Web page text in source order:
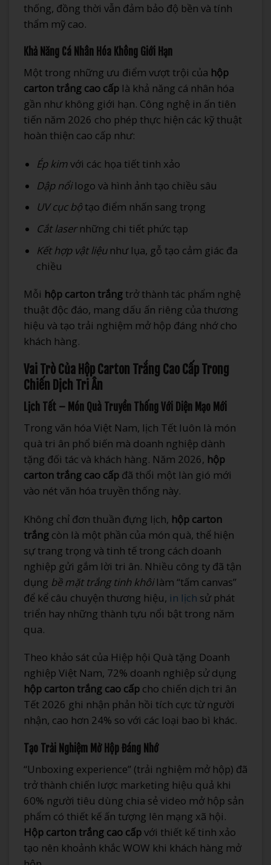
thống, đồng thời vẫn đảm bảo độ bền và tính
thẩm mỹ cao.
Khả Năng Cá Nhân Hóa Không Giới Hạn
Một trong những ưu điểm vượt trội của hộp
carton trắng cao cấp là khả năng cá nhân hóa
gần như không giới hạn. Công nghệ in ấn tiên
tiến năm 2026 cho phép thực hiện các kỹ thuật
hoàn thiện cao cấp như:
Ép kimvới các họa tiết tinh xảo
Dập nổilogo và hình ảnh tạo chiều sâu
UV cục bộtạo điểm nhấn sang trọng
Cắt lasernhững chi tiết phức tạp
Kết hợp vật liệunhư lụa, gỗ tạo cảm giác đa
chiều
Mỗi hộp carton trắng trở thành tác phẩm nghệ
thuật độc đáo, mang dấu ấn riêng của thương
hiệu và tạo trải nghiệm mở hộp đáng nhớ cho
khách hàng.
Vai Trò Của Hộp Carton Trắng Cao Cấp Trong
Chiến Dịch Tri Ân
Lịch Tết – Món Quà Truyền Thống Với Diện Mạo Mới
Trong văn hóa Việt Nam, lịch Tết luôn là món
quà tri ân phổ biến mà doanh nghiệp dành
tặng đối tác và khách hàng. Năm 2026, hộp
carton trắng cao cấp đã thổi một làn gió mới
vào nét văn hóa truyền thống này.
Không chỉ đơn thuần đựng lịch, hộp carton
trắng còn là một phần của món quà, thể hiện
sự trang trọng và tinh tế trong cách doanh
nghiệp gửi gắm lời tri ân. Nhiều công ty đã tận
dụng bề mặt trắng tinh khôilàm “tấm canvas”
để kể câu chuyện thương hiệu, in lịch sử phát
triển hay những thành tựu nổi bật trong năm
qua.
Theo khảo sát của Hiệp hội Quà tặng Doanh
nghiệp Việt Nam, 72% doanh nghiệp sử dụng
hộp carton trắng cao cấp cho chiến dịch tri ân
Tết 2026 ghi nhận phản hồi tích cực từ người
nhận, cao hơn 24% so với các loại bao bì khác.
Tạo Trải Nghiệm Mở Hộp Đáng Nhớ
“Unboxing experience” (trải nghiệm mở hộp) đã
trở thành chiến lược marketing hiệu quả khi
60% người tiêu dùng chia sẻ video mở hộp sản
phẩm có thiết kế ấn tượng lên mạng xã hội.
Hộp carton trắng cao cấpvới thiết kế tinh xảo
tạo nên khoảnh khắc WOW khi khách hàng mở